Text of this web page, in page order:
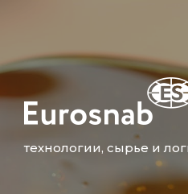
технологии, сырье и